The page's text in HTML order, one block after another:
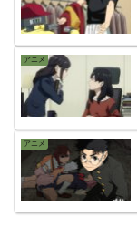
アニメ
アニメ